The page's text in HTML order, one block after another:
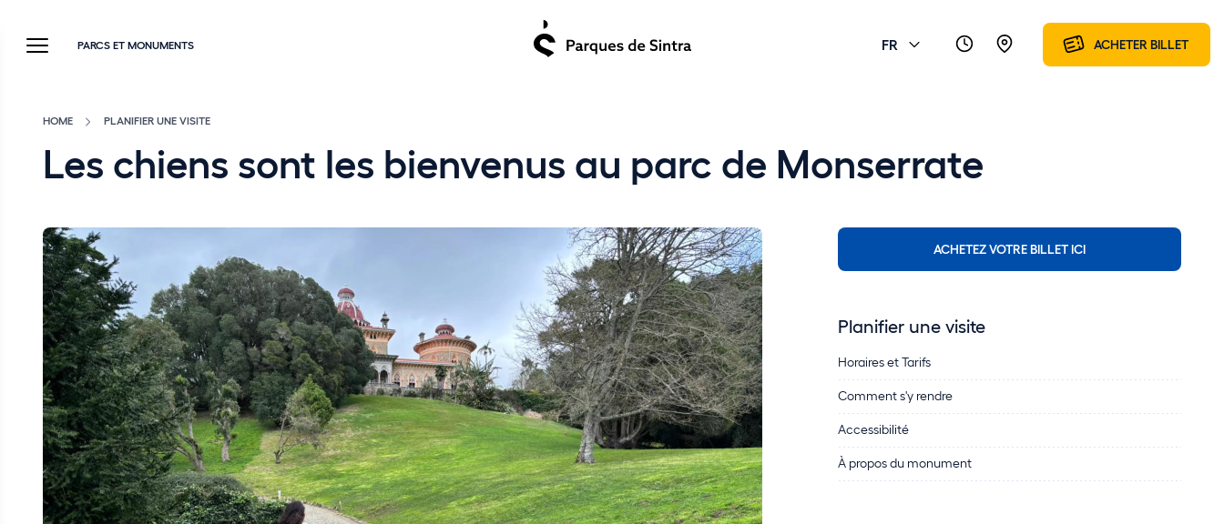
PARCS ET MONUMENTS FR ACHETER BILLET
HOME PLANIFIER UNE VISITE
Les chiens sont les bienvenus au parc de Monserrate
ACHETEZ VOTRE BILLET ICI
Planifier une visite
Horaires et Tarifs
Comment s'y rendre
Accessibilité
À propos du monument